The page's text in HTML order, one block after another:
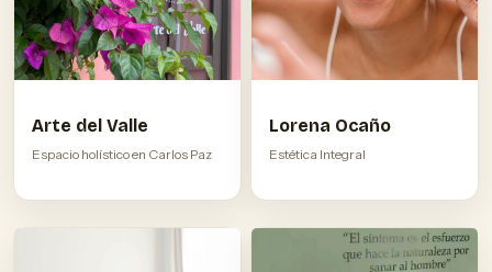
Arte del Valle
Espacio holístico en Carlos Paz
Lorena Ocaño
Estética Integral